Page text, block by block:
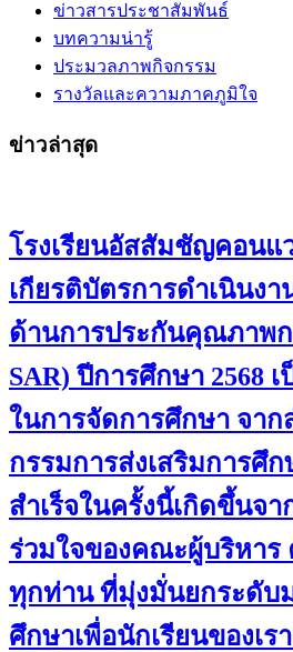
ข่าวสารประชาสัมพันธ์
บทความน่ารู้
ประมวลภาพกิจกรรม
รางวัลและความภาคภูมิใจ
ข่าวล่าสุด
โรงเรียนอัสสัมชัญคอนแ
เกียรติบัตรการดำเนินง
ด้านการประกันคุณภาพ
SAR) ปีการศึกษา 2568
ในการจัดการศึกษา จา
กรรมการส่งเสริมการศึ
สำเร็จในครั้งนี้เกิดขึ้นจ
ร่วมใจของคณะผู้บริหาร
ทุกท่าน ที่มุ่งมั่นยกระดับ
ศึกษาเพื่อนักเรียนของเร